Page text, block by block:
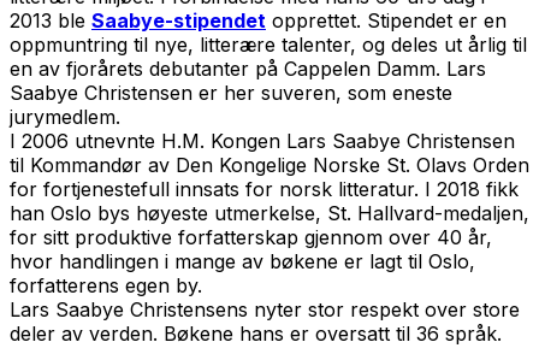
2013 ble Saabye-stipendet opprettet. Stipendet er en
oppmuntring til nye, litterære talenter, og deles ut årlig til
en av fjorårets debutanter på Cappelen Damm. Lars
Saabye Christensen er her suveren, som eneste
jurymedlem.
I 2006 utnevnte H.M. Kongen Lars Saabye Christensen
til Kommandør av Den Kongelige Norske St. Olavs Orden
for fortjenestefull innsats for norsk litteratur. I 2018 fikk
han Oslo bys høyeste utmerkelse, St. Hallvard-medaljen,
for sitt produktive forfatterskap gjennom over 40 år,
hvor handlingen i mange av bøkene er lagt til Oslo,
forfatterens egen by.
Lars Saabye Christensens nyter stor respekt over store
deler av verden. Bøkene hans er oversatt til 36 språk.